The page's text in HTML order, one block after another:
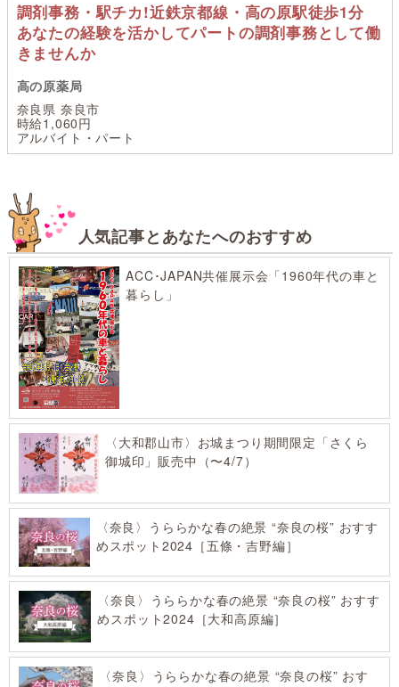
調剤事務・駅チカ!近鉄京都線・高の原駅徒歩1分
あなたの経験を活かしてパートの調剤事務として働
きませんか
高の原薬局
奈良県 奈良市
時給1,060円
アルバイト・パート
人気記事とあなたへのおすすめ
ACC･JAPAN共催展示会「1960年代の車と
暮らし」
〈大和郡山市〉お城まつり期間限定「さくら
御城印」販売中（〜4/7）
〈奈良〉うららかな春の絶景 “奈良の桜” おすす
めスポット2024［五條・吉野編］
〈奈良〉うららかな春の絶景 “奈良の桜” おすす
めスポット2024［大和高原編］
〈奈良〉うららかな春の絶景 “奈良の桜” おす